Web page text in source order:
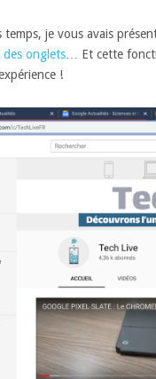
temps, je vous avais
onglets… Et cette
!